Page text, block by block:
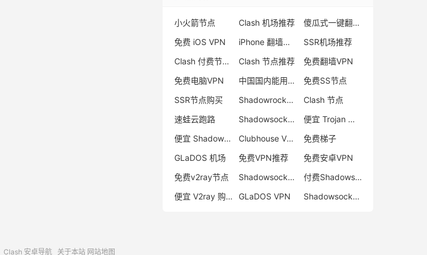
小火箭节点 Clash 机场推荐
傻瓜式一键翻墙VPN客户端
免费 iOS VPN
iPhone 翻墙代理软件
SSR机场推荐
Clash 付费节点购买
Clash 节点推荐
免费翻墙VPN
免费电脑VPN
中国国内能用的翻墙VPN推荐
免费SS节点
SSR节点购买
Shadowrocket 地址
Clash 节点
速蛙云跑路
Shadowsocks 付费节点
便宜 Trojan 购买
便宜 Shadowsocks 购买
Clubhouse VPN
免费梯子
GLaDOS 机场
免费VPN推荐
免费安卓VPN
免费v2ray节点
Shadowsocks 服务器
付费Shadowsocks推荐
便宜 V2ray 购买
GLaDOS VPN Shadowsocks 节点哪里买
Clash 安卓导航 关于本站 网站地图